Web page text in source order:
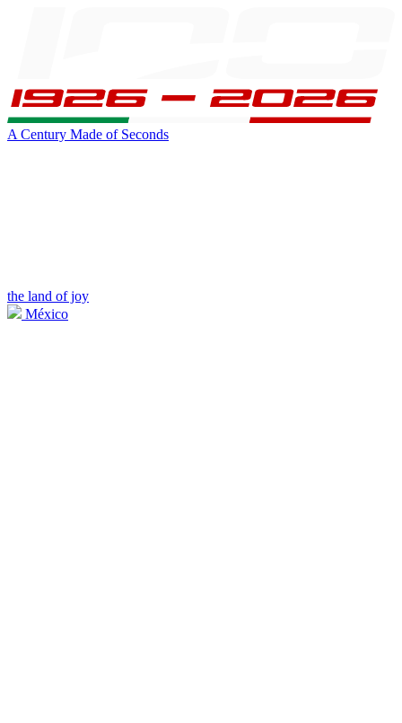
A Century Made of Seconds
the land of joy
México